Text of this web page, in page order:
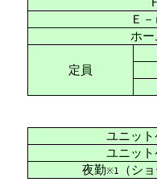
Ｅ
ホ
定員
ユニッ
ユニッ
夜勤※1 （シ